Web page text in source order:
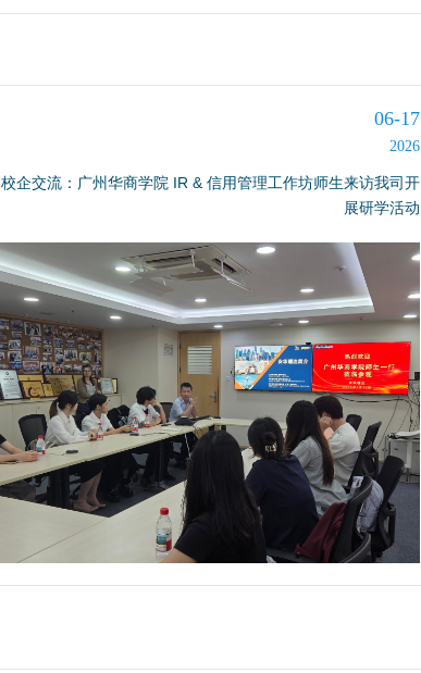
06-17
2026
校企交流：广州华商学院 IR & 信用管理工作坊师生来访我司开
展研学活动